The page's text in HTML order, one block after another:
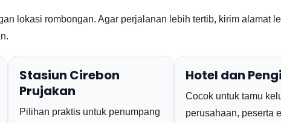
lokasi rombongan. Agar perjalanan lebih tertib, kirim alamat
Stasiun Cirebon
Prujakan
Pilihan praktis untuk penumpang
Hotel dan
Cocok untuk tamu
perusahaan, peserta